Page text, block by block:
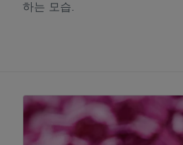
하는 모습.